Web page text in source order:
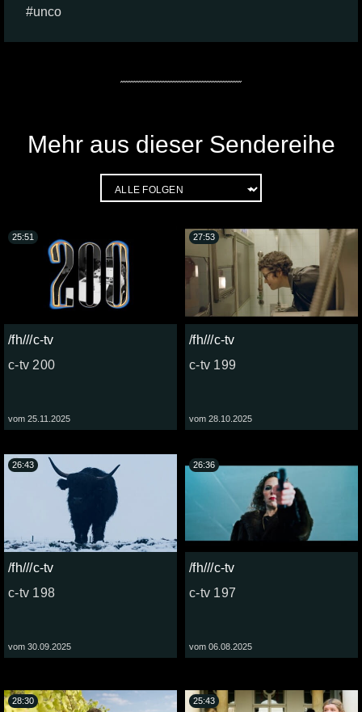
unco
Mehr aus dieser Sendereihe
/fh///c-tv
c-tv 200
vom 25.11.2025
25:51
/fh///c-tv
c-tv 199
vom 28.10.2025
27:53
/fh///c-tv
c-tv 198
vom 30.09.2025
26:43
/fh///c-tv
c-tv 197
vom 06.08.2025
26:36
28:30 25:43